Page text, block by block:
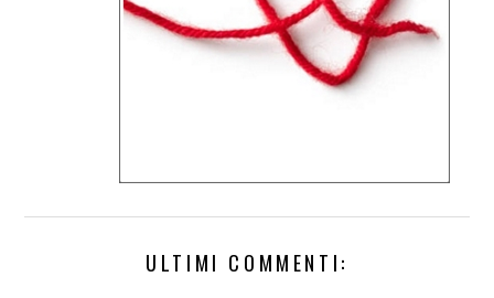
ULTIMI COMMENTI: